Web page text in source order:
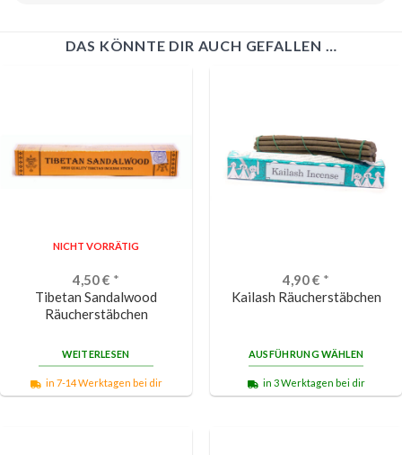
DAS KÖNNTE DIR AUCH GEFALLEN …
NICHT VORRÄTIG
4,50€ *
Tibetan Sandalwood
Räucherstäbchen
WEITERLESEN
in 7-14 Werktagen bei dir
4,90€ *
Kailash Räucherstäbchen
AUSFÜHRUNG WÄHLEN
in 3 Werktagen bei dir